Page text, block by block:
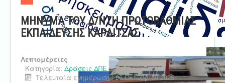
ΜΗΝΥΜΑ ΤΟΥ Δ/ΝΤΗ ΠΡΩΤΟΒΑΘΜΙΑΣ
ΕΚΠΑΙΔΕΥΣΗΣ ΚΑΡΔΙΤΣΑΣ
Λεπτομέρειες
Κατηγορία: Δράσεις ΔΠΕ
Τελευταία ενημέρωση : 06 Οκτωβρίου 2025